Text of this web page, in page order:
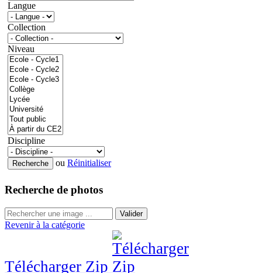
Langue
Collection
Niveau
Discipline
ou Réinitialiser
Recherche de photos
Valider
Revenir à la catégorie
Télécharger Zip